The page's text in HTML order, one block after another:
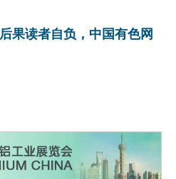
果读者自负，中国有色网